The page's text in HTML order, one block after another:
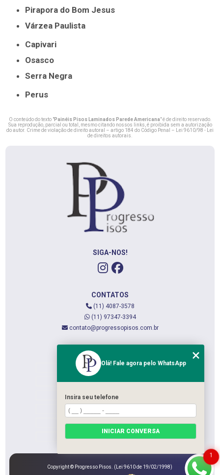
Pirapora do Bom Jesus
Várzea Paulista
Capivari
Osasco
Serra Negra
Perus
O conteúdo do texto "Painéis Pisos Laminados Parede Americana" é de direito reservado.
Sua reprodução, parcial ou total, mesmo citando nossos links, é proibida sem a autorização
do autor. Crime de violação de direito autoral – artigo 184 do Código Penal –
Lei 9610/98 - Lei
de direitos autorais
SIGA-NOS!
CONTATOS
(11) 4087-3578
(11) 97347-3394
contato@progressopisos.com.br
QUEM SOMOS
SERVIÇOS
CATEGORIAS
Copyright © Progresso Pisos. (Lei 9610 de 19/02/1998)
1
Olá! Fale agora pelo WhatsApp
Insira seu telefone
INICIAR CONVERSA